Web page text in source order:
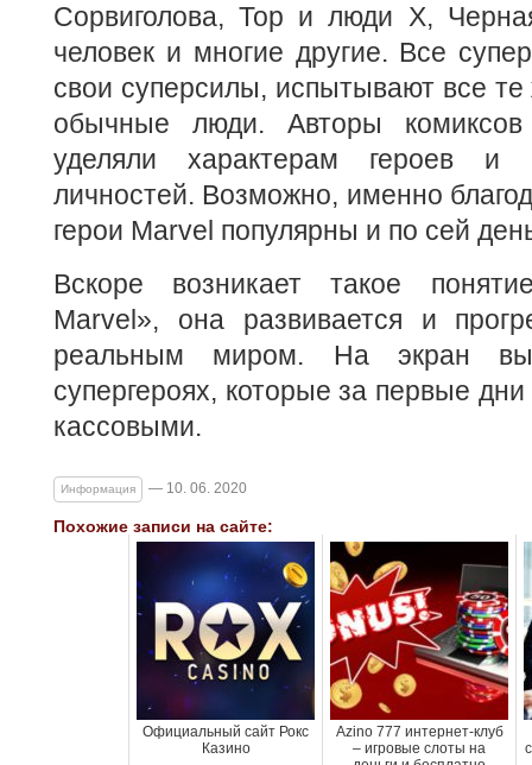
Сорвиголова, Тор и люди Х,
человек и многие другие. Все
свои суперсилы, испытывают все те
обычные люди. Авторы
уделяли характерам героев и
личностей. Возможно, именно
герои Marvel популярны и по сей
Вскоре возникает такое
Marvel», она развивается и
реальным миром. На экран
супергероях, которые за первые дни
кассовыми.
Информация — 10. 06. 2020
Похожие записи на сайте:
Официальный сайт Рокс
Казино
Azino 777 интернет-клуб
– игровые слоты на